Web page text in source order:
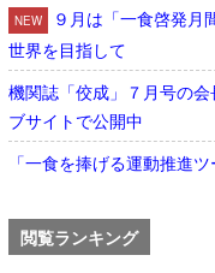
NEW
９月は「一食啓発
世界を目指して
機関誌「佼成」７月号の
ブサイトで公開中
「一食を捧げる運動推進
閲覧ランキング